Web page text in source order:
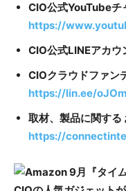
CIO公式YouTubeチ
https://
CIO公式LINEアカウ
CIOクラウドファン
https://lin.ee/
取材、製品に関する
https://